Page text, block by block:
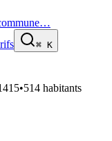
⌘ K
•514 habitants